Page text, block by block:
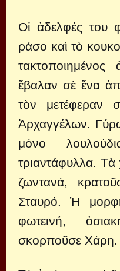
Οἱ ἀδελφές του
ράσο καὶ τὸ
ἔβαλαν σὲ ἕνα
τὸν μετέφεραν
Ἀρχαγγέλων.
μόνο
τριαντάφυλλα. Τὰ
ζωντανά,
Σταυρό. Ἡ
φωτεινή,
σκορποῦσε Χάρη.